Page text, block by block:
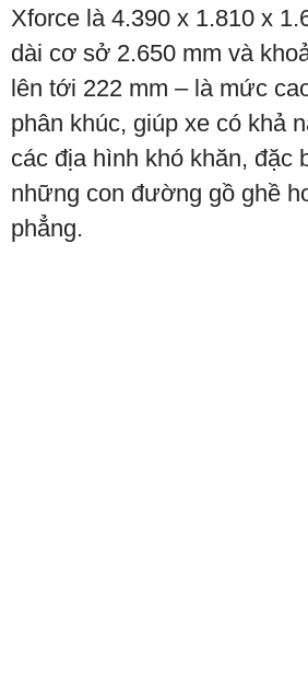
Xforce là 4.390 x 1.810 x
dài cơ sở 2.650 mm và
lên tới 222 mm – là mức
phân khúc, giúp xe có khả
các địa hình khó khăn, đặc
những con đường gồ ghề
phẳng.